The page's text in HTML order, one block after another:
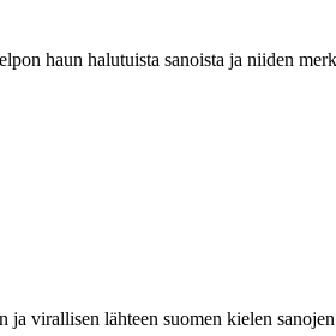
haun halutuista sanoista ja niiden
virallisen lähteen suomen kielen